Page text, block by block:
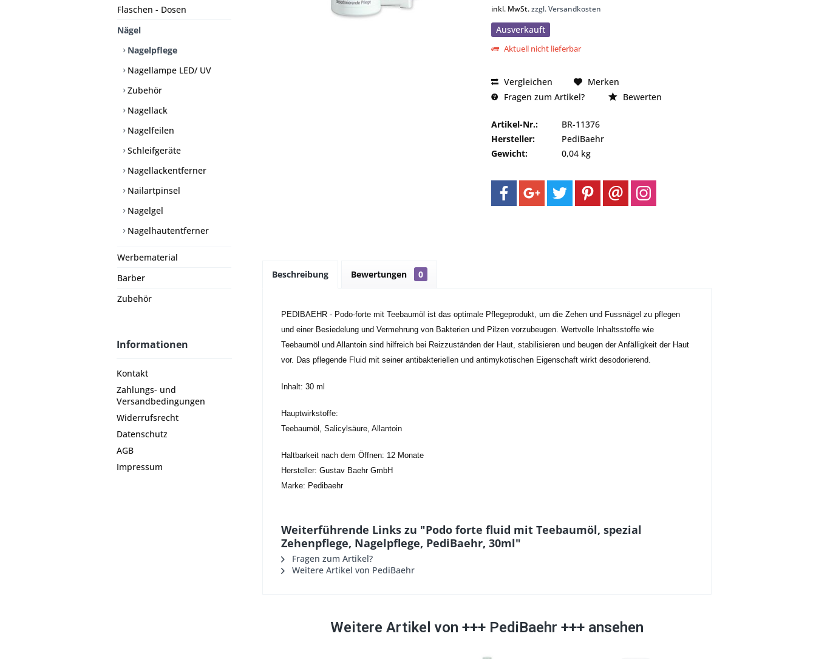
Flaschen - Dosen
Nägel
Nagelpflege
Nagellampe LED/ UV
Zubehör
Nagellack
Nagelfeilen
Schleifgeräte
Nagellackentferner
Nailartpinsel
Nagelgel
Nagelhautentferner
Werbematerial
Barber
Zubehör
Informationen
Kontakt
Zahlungs- und
Versandbedingungen
Widerrufsrecht
Datenschutz
AGB
Impressum
inkl. MwSt.zzgl. Versandkosten
Ausverkauft
Aktuell nicht lieferbar
Vergleichen
Merken
Fragen zum Artikel?
Bewerten
Artikel-Nr.:
BR-11376
Hersteller:
PediBaehr
Gewicht:
0,04 kg
Beschreibung Bewertungen 0
PEDIBAEHR - Podo-forte mit Teebaumöl ist das optimale Pflegeprodukt, um die Zehen und Fussnägel zu pflegen
und einer Besiedelung und Vermehrung von Bakterien und Pilzen vorzubeugen. Wertvolle Inhaltsstoffe wie
Teebaumöl und Allantoin sind hilfreich bei Reizzuständen der Haut, stabilisieren und beugen der Anfälligkeit der Haut
vor. Das pflegende Fluid mit seiner antibakteriellen und antimykotischen Eigenschaft wirkt desodorierend.
Inhalt: 30 ml
Hauptwirkstoffe:
Teebaumöl, Salicylsäure, Allantoin
Haltbarkeit nach dem Öffnen: 12 Monate
Hersteller: Gustav Baehr GmbH
Marke: Pedibaehr
Weiterführende Links zu "Podo forte fluid mit Teebaumöl, spezial
Zehenpflege, Nagelpflege, PediBaehr, 30ml"
Fragen zum Artikel?
Weitere Artikel von PediBaehr
Weitere Artikel von +++ PediBaehr +++ ansehen